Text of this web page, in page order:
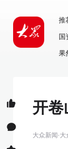
推
国
果
开卷
大众新闻·大